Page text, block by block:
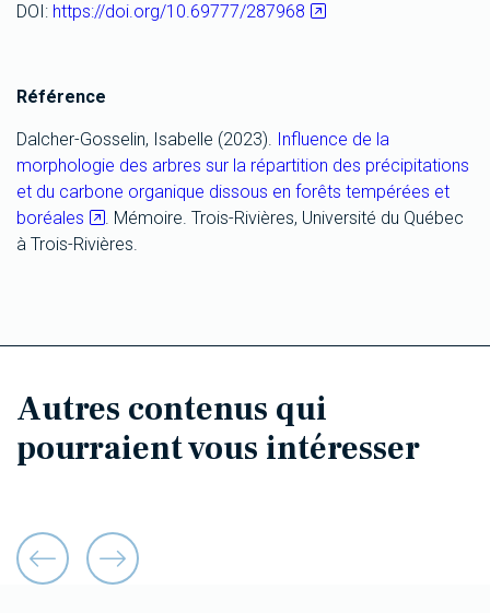
DOI: https://doi.org/10.69777/287968
Référence
Dalcher-Gosselin, Isabelle (2023). Influence de la
morphologie des arbres sur la répartition des précipitations
et du carbone organique dissous en forêts tempérées et
boréales
. Mémoire. Trois-Rivières, Université du Québec
à Trois-Rivières.
Autres contenus qui
pourraient vous intéresser